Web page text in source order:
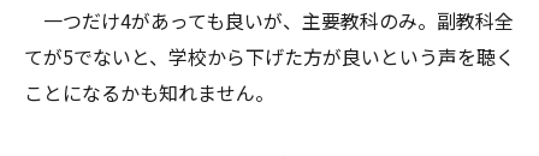
一つだけ4があっても良いが、主要教科のみ。副教科全
てが5でないと、学校から下げた方が良いという声を聴く
ことになるかも知れません。